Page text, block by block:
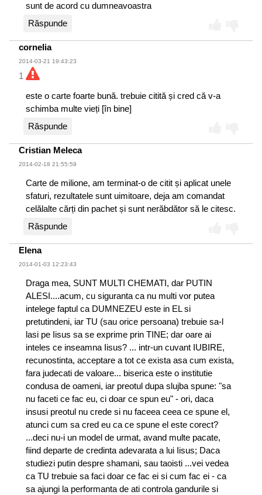
sunt de acord cu dumneavoastra
Răspunde
cornelia
2014-03-21 19:43:23
1
este o carte foarte bună. trebuie citită și cred că v-a
schimba multe vieți [în bine]
Răspunde
Cristian Meleca
2014-02-18 21:55:59
Carte de milione, am terminat-o de citit și aplicat unele
sfaturi, rezultatele sunt uimitoare, deja am comandat
celălalte cărți din pachet și sunt nerăbdător să le citesc.
Răspunde
Elena
2014-01-03 12:23:43
Draga mea, SUNT MULTI CHEMATI, dar PUTIN
ALESI....acum, cu siguranta ca nu multi vor putea
intelege faptul ca DUMNEZEU este in EL si
pretutindeni, iar TU (sau orice persoana) trebuie sa-l
lasi pe Iisus sa se exprime prin TINE; dar oare ai
inteles ce inseamna Iisus? ... intr-un cuvant IUBIRE,
recunostinta, acceptare a tot ce exista asa cum exista,
fara judecati de valoare... biserica este o institutie
condusa de oameni, iar preotul dupa slujba spune: "sa
nu faceti ce fac eu, ci doar ce spun eu" - ori, daca
insusi preotul nu crede si nu faceea ceea ce spune el,
atunci cum sa cred eu ca ce spune el este corect?
...deci nu-i un model de urmat, avand multe pacate,
fiind departe de credinta adevarata a lui Iisus; Daca
studiezi putin despre shamani, sau taoisti ...vei vedea
ca TU trebuie sa faci doar ce fac ei si cum fac ei - ca
sa ajungi la performanta de ati controla gandurile si